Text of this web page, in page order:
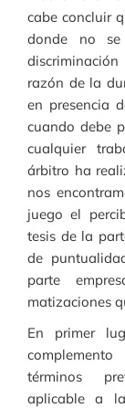
cabe concluir
donde no
razón de la
en presencia
cuando debe
cualquier
árbitro ha
nos
juego el
tesis de la
de
parte
matizaciones
En primer
términos
aplicable a